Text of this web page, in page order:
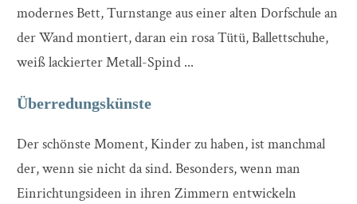
modernes Bett, Turnstange aus einer alten Dorfschule an
der Wand montiert, daran ein rosa Tütü, Ballettschuhe,
weiß lackierter Metall-Spind ...
Überredungskünste
Der schönste Moment, Kinder zu haben, ist manchmal
der, wenn sie nicht da sind. Besonders, wenn man
Einrichtungsideen in ihren Zimmern entwickeln